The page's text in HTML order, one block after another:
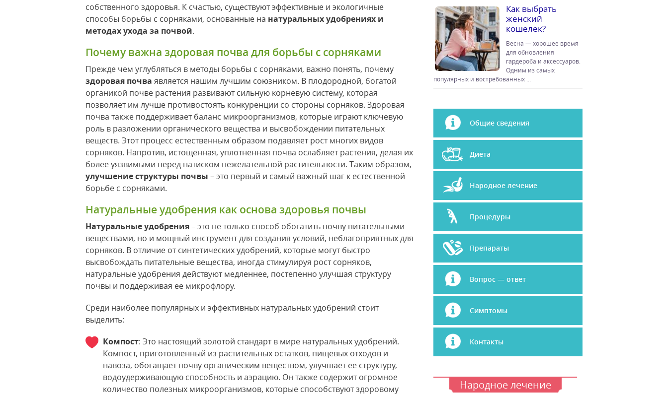
собственного здоровья. К счастью, существуют эффективные и экологичные
способы борьбы с сорняками, основанные на натуральных удобрениях и
методах ухода за почвой.
Почему важна здоровая почва для борьбы с сорняками
Прежде чем углубляться в методы борьбы с сорняками, важно понять, почему
здоровая почва является нашим лучшим союзником. В плодородной, богатой
органикой почве растения развивают сильную корневую систему, которая
позволяет им лучше противостоять конкуренции со стороны сорняков. Здоровая
почва также поддерживает баланс микроорганизмов, которые играют ключевую
роль в разложении органического вещества и высвобождении питательных
веществ. Этот процесс естественным образом подавляет рост многих видов
сорняков. Напротив, истощенная, уплотненная почва ослабляет растения, делая их
более уязвимыми перед натиском нежелательной растительности. Таким образом,
улучшение структуры почвы – это первый и самый важный шаг к естественной
борьбе с сорняками.
Натуральные удобрения как основа здоровья почвы
Натуральные удобрения– это не только способ обогатить почву питательными
веществами, но и мощный инструмент для создания условий, неблагоприятных для
сорняков. В отличие от синтетических удобрений, которые могут быстро
высвобождать питательные вещества, иногда стимулируя рост сорняков,
натуральные удобрения действуют медленнее, постепенно улучшая структуру
почвы и поддерживая ее микрофлору.
Среди наиболее популярных и эффективных натуральных удобрений стоит
выделить:
Компост: Это настоящий золотой стандарт в мире натуральных удобрений.
Компост, приготовленный из растительных остатков, пищевых отходов и
навоза, обогащает почву органическим веществом, улучшает ее структуру,
водоудерживающую способность и аэрацию. Он также содержит огромное
количество полезных микроорганизмов, которые способствуют здоровому
Как выбрать
женский
кошелек?
Весна — хорошее время
для обновления
гардероба и аксессуаров.
Одним из самых
популярных и востребованных …
Общие сведения
Диета
Народное лечение
Процедуры
Препараты
Вопрос — ответ
Симптомы
Контакты
Народное лечение